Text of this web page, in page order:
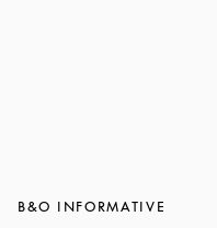
B&O INFORMATIVE